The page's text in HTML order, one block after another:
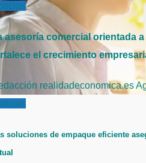
asesoría comercial orientada
el crecimiento
realidadeconomica.es
soluciones de empaque eficiente